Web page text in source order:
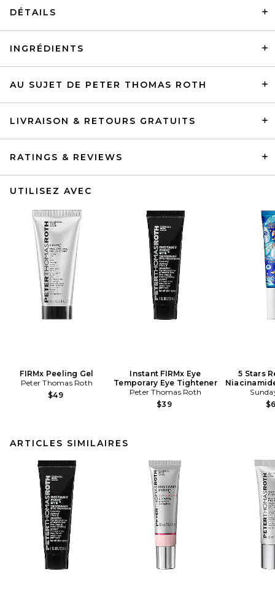
DÉTAILS
INGRÉDIENTS
AU SUJET DE PETER THOMAS ROTH
LIVRAISON & RETOURS GRATUITS
RATINGS & REVIEWS
UTILISEZ AVEC
FIRMx Peeling Gel
Peter Thomas Roth
$49
Instant FIRMx Eye
Temporary Eye Tightener
Peter Thomas Roth
$39
5 Stars
ARTICLES SIMILAIRES